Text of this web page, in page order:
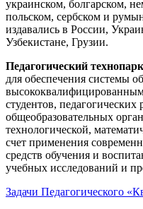
украинском, болгарском,
польском, сербском и
издавались в России,
Узбекистане, Грузии.
Педагогический
для обеспечения системы
студентов,
общеобразовательных
технологической,
счет применения
средств обучения и
учебных исследований и
Задачи Педагогического